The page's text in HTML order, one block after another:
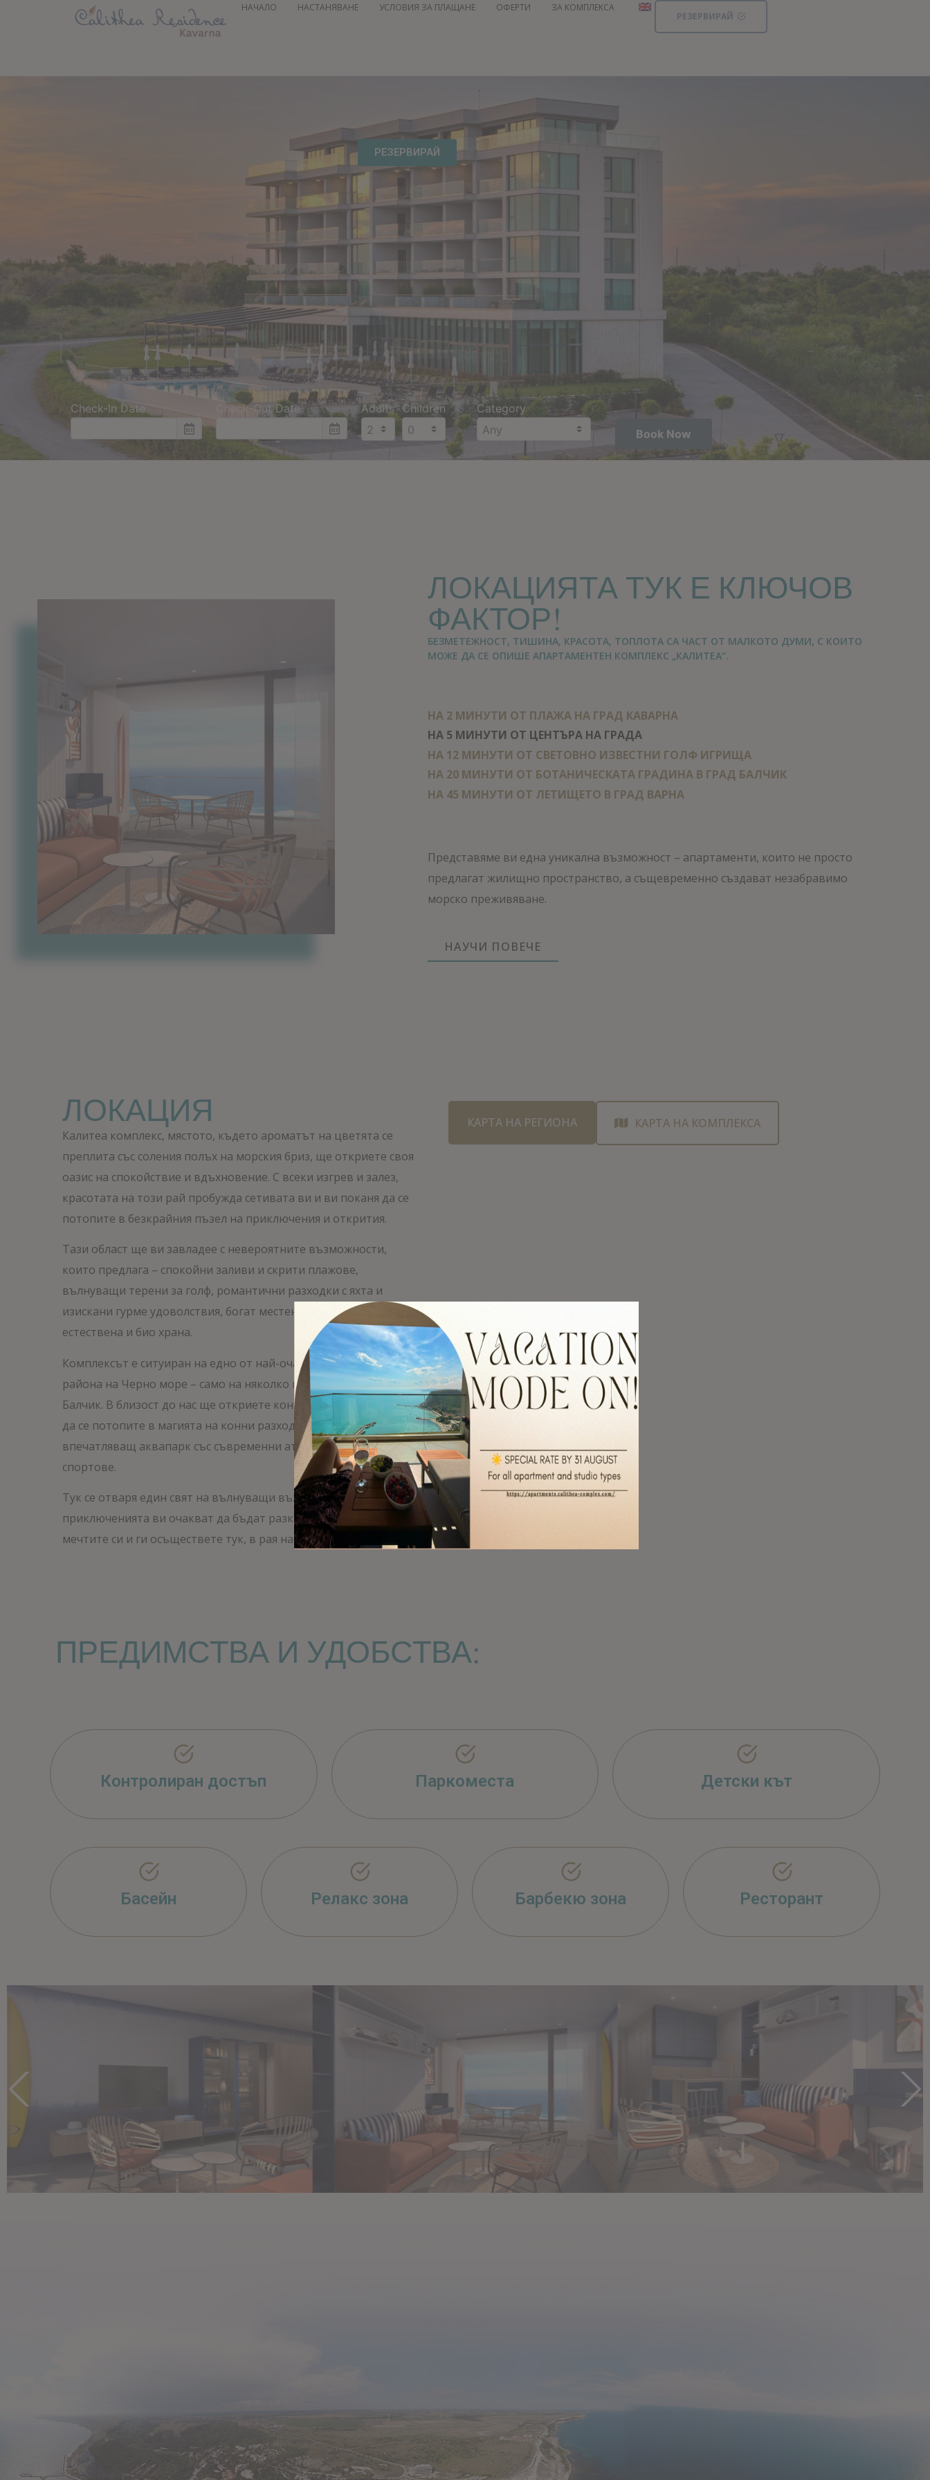
НАЧАЛО НАСТАНЯВАНЕ УСЛОВИЯ ЗА ПЛАЩАНЕ ОФЕРТИ ЗА КОМПЛЕКСА
РЕЗЕРВИРАЙ
РЕЗЕРВИРАЙ
Check-In Date Check-Out Date Adults Children
Category
Book Now
ЛОКАЦИЯТА ТУК Е КЛЮЧОВ
ФАКТОР!
БЕЗМЕТЕЖНОСТ, ТИШИНА, КРАСОТА, ТОПЛОТА СА ЧАСТ ОТ МАЛКОТО ДУМИ, С КОИТО
МОЖЕ ДА СЕ ОПИШЕ АПАРТАМЕНТЕН КОМПЛЕКС „КАЛИТЕА“.
НА 2 МИНУТИ ОТ ПЛАЖА НА ГРАД КАВАРНА
НА 5 МИНУТИ ОТ ЦЕНТЪРА НА ГРАДА
НА 12 МИНУТИ ОТ СВЕТОВНО ИЗВЕСТНИ ГОЛФ ИГРИЩА
НА 20 МИНУТИ ОТ БОТАНИЧЕСКАТА ГРАДИНА В ГРАД БАЛЧИК
НА 45 МИНУТИ ОТ ЛЕТИЩЕТО В ГРАД ВАРНА
Представяме ви една уникална възможност – апартаменти, които не просто
предлагат жилищно пространство, а същевременно създават незабравимо
морско преживяване.
НАУЧИ ПОВЕЧЕ
ЛОКАЦИЯ
Калитеа комплекс, мястото, където ароматът на цветята се
преплита със соления полъх на морския бриз, ще откриете своя
оазис на спокойствие и вдъхновение. С всеки изгрев и залез,
красотата на този рай пробужда сетивата ви и ви поканя да се
потопите в безкрайния пъзел на приключения и открития.
Тази област ще ви завладее с невероятните възможности,
които предлага – спокойни заливи и скрити плажове,
вълнуващи терени за голф, романтични разходки с яхта и
изискани гурме удоволствия, богат местен пазар, предлагащ
естествена и био храна.
Комплексът е ситуиран на едно от най-очарователните места в
района на Черно море – само на няколко минути на север от
Балчик. В близост до нас ще откриете конна база, където може
да се потопите в магията на конни разходки, както и
впечатляващ аквапарк със съвременни атракции за водни
спортове.
Тук се отваря един свят на вълнуващи възможности, където
приключенията ви очакват да бъдат разкрити. Впуснете се в
мечтите си и ги осъществете тук, в рая на Черно море.
КАРТА НА РЕГИОНА КАРТА НА КОМПЛЕКСА
ПРЕДИМСТВА И УДОБСТВА:
Контролиран достъп Паркоместа Детски кът
Басейн Релакс зона Барбекю зона Ресторант